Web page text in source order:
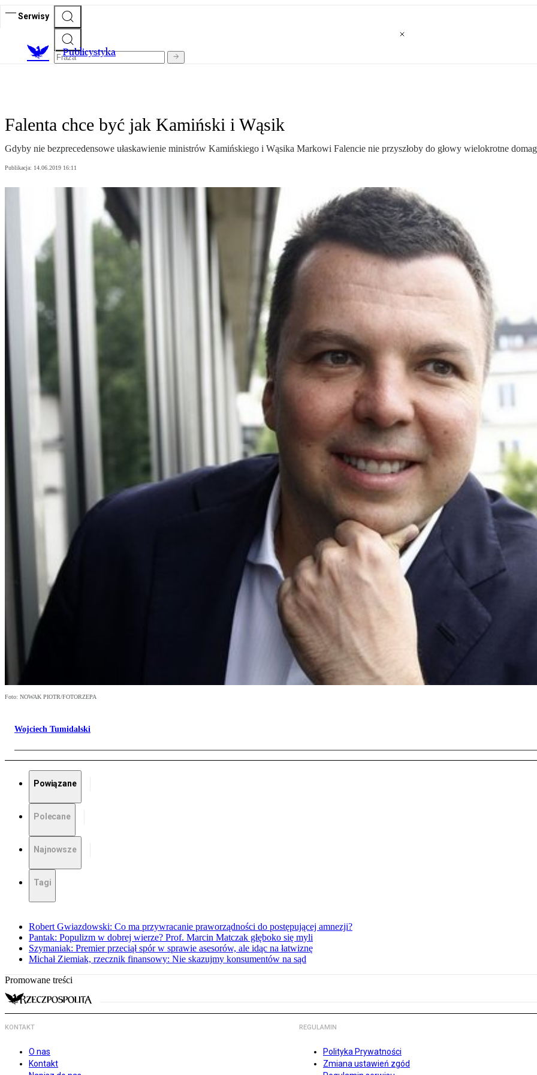
Serwisy
Publicystyka
Falenta chce być jak Kamiński i Wąsik
Gdyby nie bezprecedensowe ułaskawienie ministrów Kamińskiego i Wąsika Markowi Falencie nie przyszłoby do głowy wielokrotne
Publikacja: 14.06.2019 16:11
Foto: NOWAK PIOTR/FOTORZEPA
Wojciech Tumidalski
Powiązane
Polecane
Najnowsze
Tagi
Robert Gwiazdowski: Co ma przywracanie praworządności do postępującej amnezji?
Pantak: Populizm w dobrej wierze? Prof. Marcin Matczak głęboko się myli
Szymaniak: Premier przeciął spór w sprawie asesorów, ale idąc na łatwiznę
Michał Ziemiak, rzecznik finansowy: Nie skazujmy konsumentów na sąd
Promowane treści
KONTAKT
O nas
Kontakt
REGULAMIN
Polityka Prywatności
Zmiana ustawień zgód